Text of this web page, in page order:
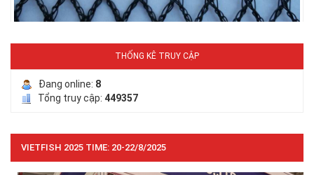
THỐNG KÊ TRUY CẬP
Đang online: 8
Tổng truy cập: 449357
VIETFISH 2025 TIME: 20-22/8/2025